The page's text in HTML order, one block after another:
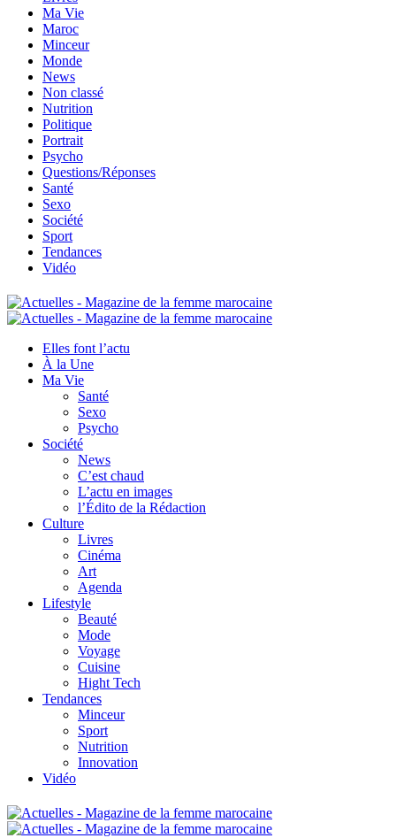
Ma Vie
Maroc
Minceur
Monde
News
Non classé
Nutrition
Politique
Portrait
Psycho
Questions/Réponses
Santé
Sexo
Société
Sport
Tendances
Vidéo
Elles font l’actu
À la Une
Ma Vie
Santé
Sexo
Psycho
Société
News
C’est chaud
L’actu en images
l’Édito de la Rédaction
Culture
Livres
Cinéma
Art
Agenda
Lifestyle
Beauté
Mode
Voyage
Cuisine
Hight Tech
Tendances
Minceur
Sport
Nutrition
Innovation
Vidéo